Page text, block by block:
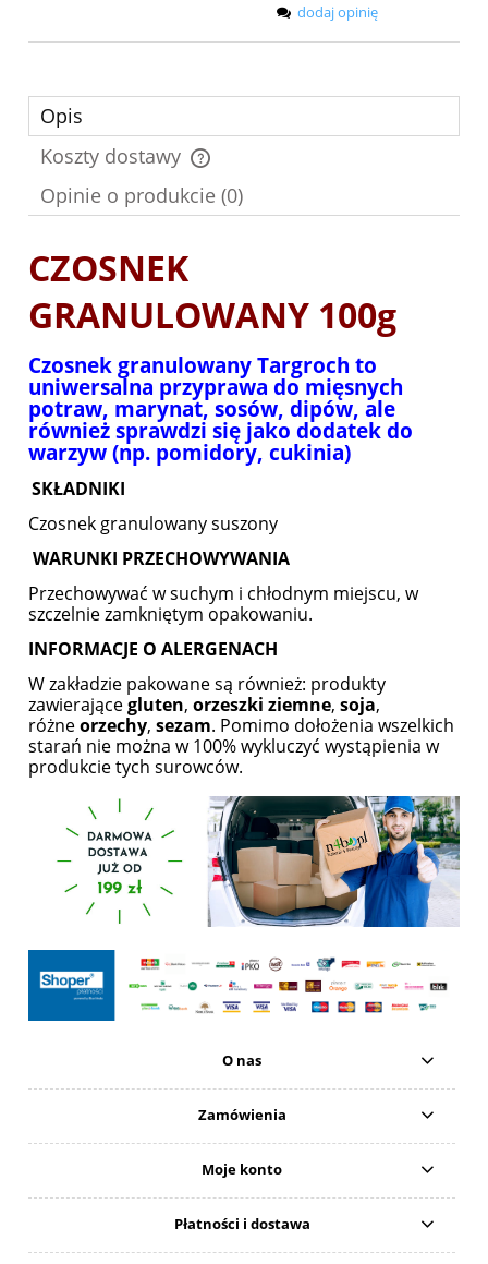
dodaj opinię
Opis
Koszty dostawy
Cena nie zawiera ewentualnych kosztów płatności
Opinie o produkcie (0)
CZOSNEK
GRANULOWANY 100g
Czosnek granulowany Targroch to
uniwersalna przyprawa do mięsnych
potraw, marynat, sosów, dipów, ale
również sprawdzi się jako dodatek do
warzyw (np. pomidory, cukinia)
SKŁADNIKI
Czosnek granulowany suszony
WARUNKI PRZECHOWYWANIA
Przechowywać w suchym i chłodnym miejscu, w
szczelnie zamkniętym opakowaniu.
INFORMACJE O ALERGENACH
W zakładzie pakowane są również: produkty
zawierającegluten, orzeszki ziemne, soja,
różneorzechy, sezam. Pomimo dołożenia wszelkich
starań nie można w 100% wykluczyć wystąpienia w
produkcie tych surowców.
O nas
Zamówienia
Moje konto
Płatności i dostawa